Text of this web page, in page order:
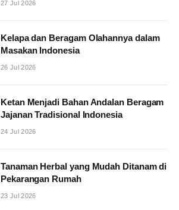
27 Jul 2026
Kelapa dan Beragam Olahannya dalam
Masakan Indonesia
26 Jul 2026
Ketan Menjadi Bahan Andalan Beragam
Jajanan Tradisional Indonesia
24 Jul 2026
Tanaman Herbal yang Mudah Ditanam di
Pekarangan Rumah
23 Jul 2026